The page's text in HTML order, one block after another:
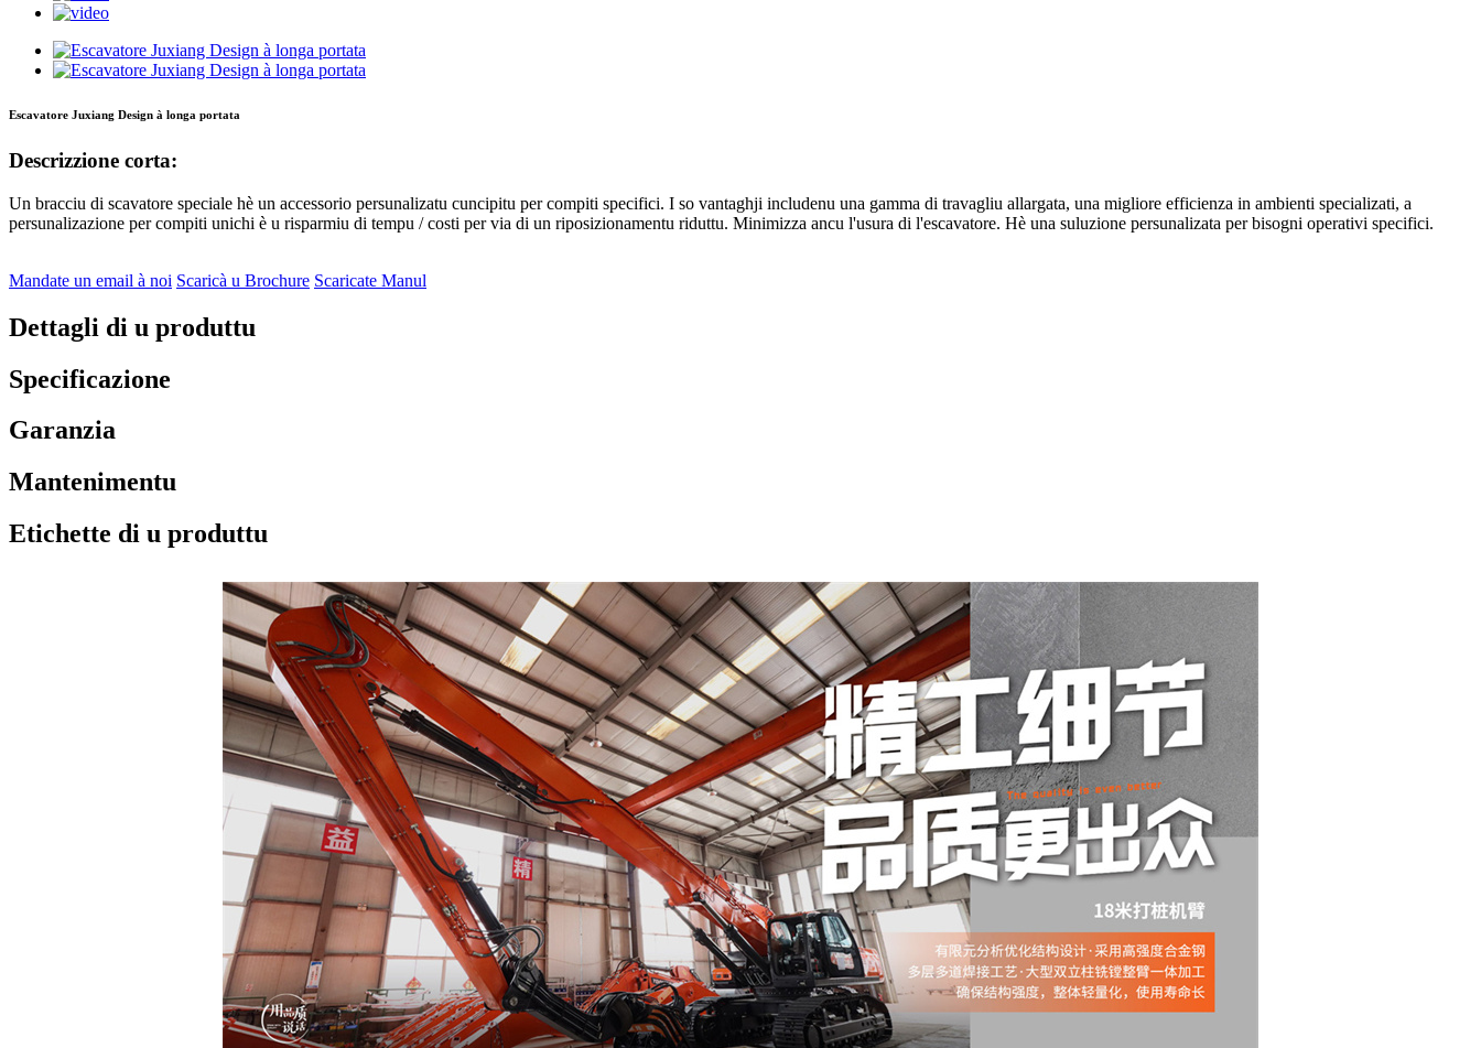
Escavatore Juxiang Design à longa portata
Descrizzione corta:
Un bracciu di scavatore speciale hè un accessorio persunalizatu cuncipitu per compiti specifici. I so vantaghji includenu una gamma di travagliu allargata, una migliore efficienza in ambienti specializati, a
persunalizazione per compiti unichi è u risparmiu di tempu / costi per via di un riposizionamentu riduttu. Minimizza ancu l'usura di l'escavatore. Hè una suluzione persunalizata per bisogni operativi specifici.
Mandate un email à noi Scaricà u Brochure Scaricate Manul
Dettagli di u produttu
Specificazione
Garanzia
Mantenimentu
Etichette di u produttu